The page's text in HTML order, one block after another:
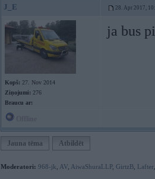
J_E 28. Apr 2017,
Kopš: 27. Nov 2014
Ziņojumi: 276
Braucu ar:
ja bus
Jauna tēma Atbildēt
Moderatori: 968-jk AV AiwaShuraLLP, GirtzB Lafter